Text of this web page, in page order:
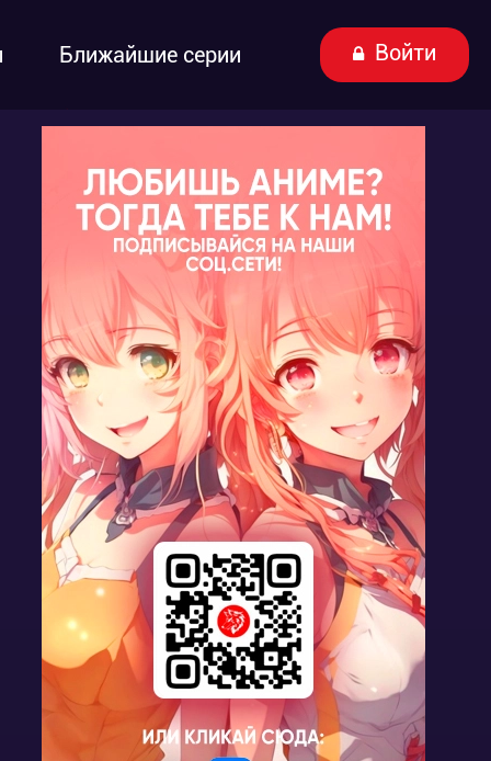
Ближайшие серии Войти